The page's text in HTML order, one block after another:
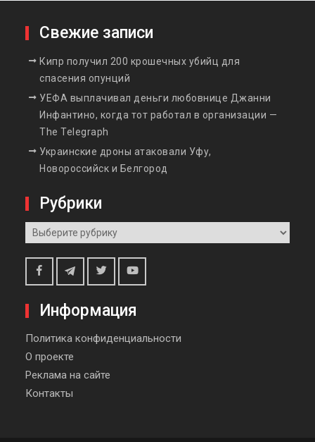
Свежие записи
Кипр получил 200 крошечных убийц для
спасения опунций
УЕФА выплачивал деньги любовнице Джанни
Инфантино, когда тот работал в организации —
The Telegraph
Украинские дроны атаковали Уфу,
Новороссийск и Белгород
Рубрики
Рубрики
Facebook
Telegram
TwitterYoutube
Информация
Политика конфиденциальности
О проекте
Реклама на сайте
Контакты